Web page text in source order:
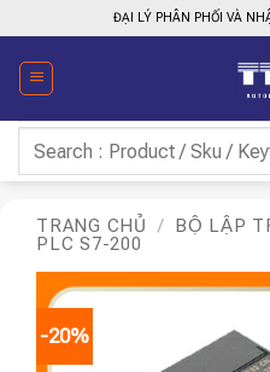
qua
nội
dung
ĐẠI LÝ PHÂN PHỐI VÀ
kiếm:
TRANG CHỦ / BỘ LẬP
PLC S7-200
-20%